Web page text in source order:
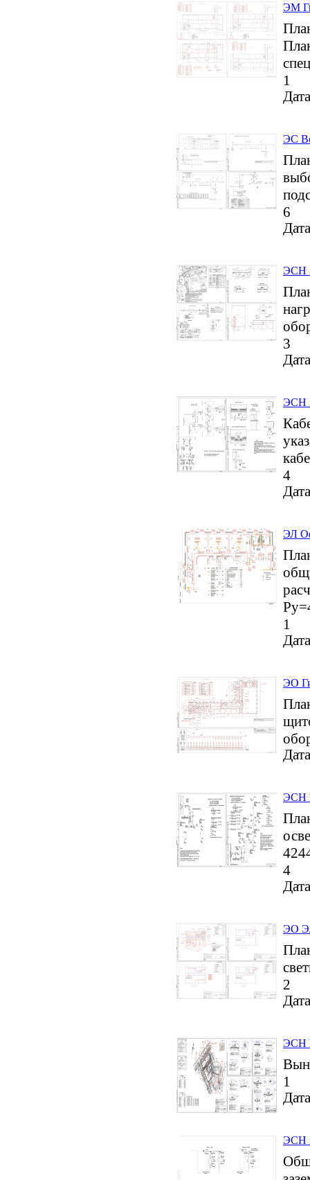
ЭМ
1
ЭС
6
ЭСН
3
ЭСН
4
ЭЛ
1
ЭО
ЭСН
4
ЭО
2
ЭСН
1
ЭСН